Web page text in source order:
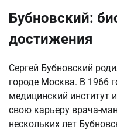
Бубновский:
достижения
Сергей Бубновский
городе Москва. В 1966
медицинский институт
свою карьеру врача-
нескольких лет